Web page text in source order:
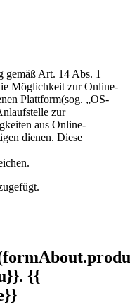
gemäß Art. 14 Abs. 1
Möglichkeit zur Online-
Plattform(sog. „OS-
zur
aus Online-
dienen. Diese
{{